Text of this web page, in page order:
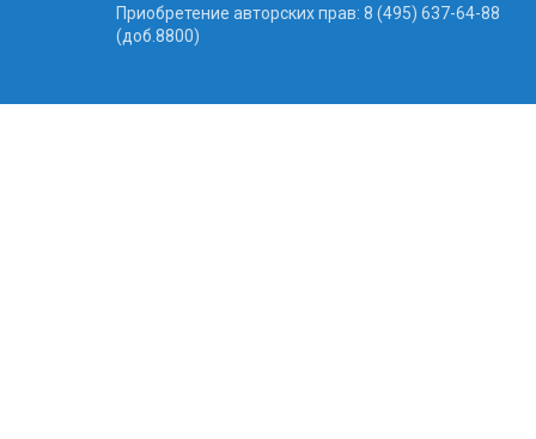
Приобретение авторских прав: 8 (495) 637-64-88
(доб.8800)